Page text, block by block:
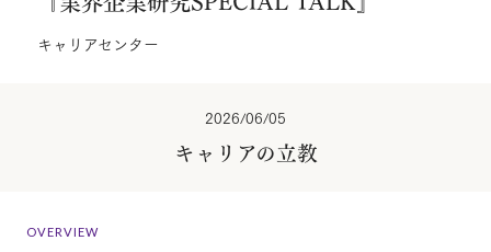
キャリアセンター
2026/06/05
キャリアの立教
OVERVIEW